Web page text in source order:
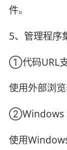
件。
5、管理程序
①代码URL
使用外部浏
②Windows
使用